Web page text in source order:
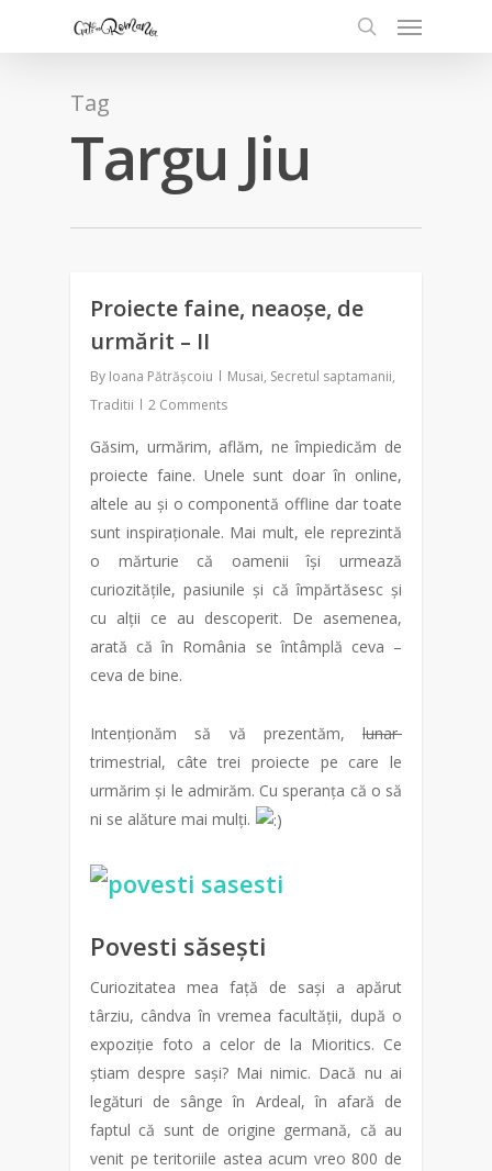
Tag
Targu Jiu
Proiecte faine, neaoșe, de
urmărit – II
By Ioana Pătrășcoiu Musai, Secretul saptamanii,
Traditii
2 Comments
Găsim, urmărim, aflăm, ne împiedicăm de
proiecte faine. Unele sunt doar în online,
altele au și o componentă offline dar toate
sunt inspiraționale. Mai mult, ele reprezintă
o mărturie că oamenii își urmează
curiozitățile, pasiunile și că împărtăsesc și
cu alții ce au descoperit. De asemenea,
arată că în România se întâmplă ceva –
ceva de bine.
Intenționăm să vă prezentăm, lunar
trimestrial, câte trei proiecte pe care le
urmărim și le admirăm. Cu speranța că o să
ni se alăture mai mulți.
Povesti săsești
Curiozitatea mea față de sași a apărut
târziu, cândva în vremea facultății, după o
expoziție foto a celor de la Mioritics. Ce
știam despre sași? Mai nimic. Dacă nu ai
legături de sânge în Ardeal, în afară de
faptul că sunt de origine germană, că au
venit pe teritoriile astea acum vreo 800 de
0